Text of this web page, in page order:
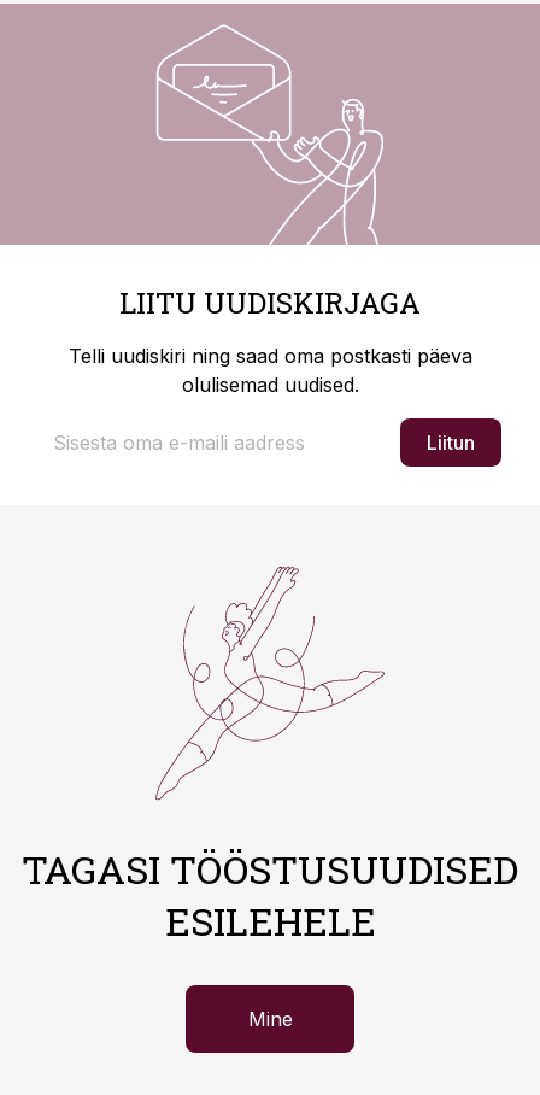
LIITU UUDISKIRJAGA
Telli uudiskiri ning saad oma postkasti päeva
olulisemad uudised.
Liitun
TAGASI TÖÖSTUSUUDISED
ESILEHELE
Mine